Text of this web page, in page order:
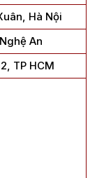
Hà Nội
An
TP HCM